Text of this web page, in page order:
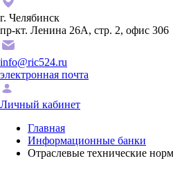
г. Челябинск
пр-кт. Ленина 26А, стр. 2, офис 306
info@ric524.ru
электронная почта
Личный кабинет
Главная
Информационные банки
Отраслевые технические